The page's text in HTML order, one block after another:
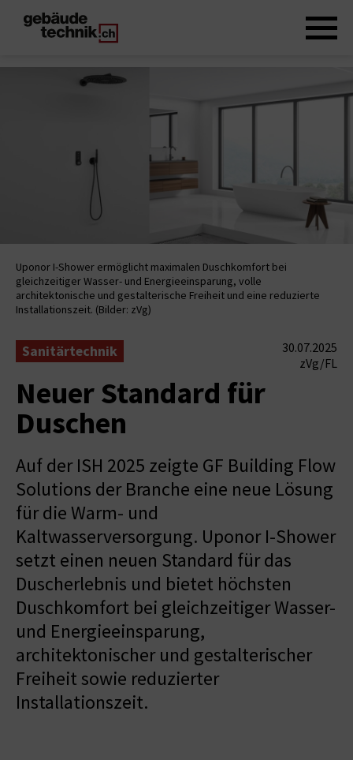
Uponor I-Shower ermöglicht maximalen Duschkomfort bei
gleichzeitiger Wasser- und Energieeinsparung, volle
architektonische und gestalterische Freiheit und eine reduzierte
Installationszeit. (Bilder: zVg)
Sanitärtechnik
30.07.2025
zVg/FL
Neuer Standard für
Duschen
Auf der ISH 2025 zeigte GF Building Flow
Solutions der Branche eine neue Lösung
für die Warm- und
Kaltwasserversorgung. Uponor I-Shower
setzt einen neuen Standard für das
Duscherlebnis und bietet höchsten
Duschkomfort bei gleichzeitiger Wasser-
und Energieeinsparung,
architektonischer und gestalterischer
Freiheit sowie reduzierter
Installationszeit.